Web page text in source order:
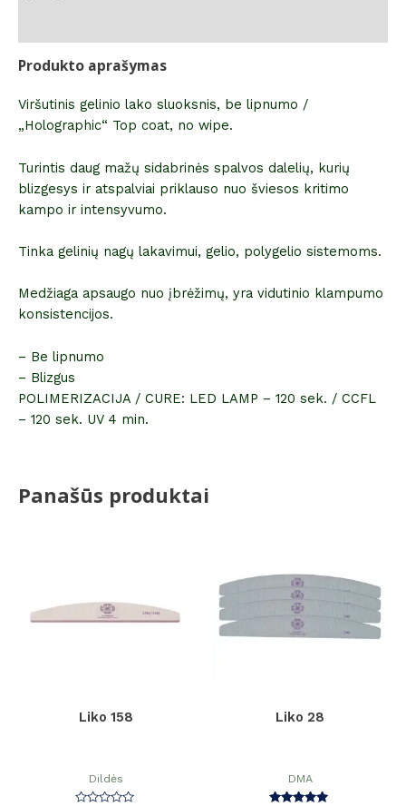
Produkto aprašymas
Viršutinis gelinio lako sluoksnis, be lipnumo /
„Holographic“ Top coat, no wipe.
Turintis daug mažų sidabrinės spalvos dalelių, kurių
blizgesys ir atspalviai priklauso nuo šviesos kritimo
kampo ir intensyvumo.
Tinka gelinių nagų lakavimui, gelio, polygelio sistemoms.
Medžiaga apsaugo nuo įbrėžimų, yra vidutinio klampumo
konsistencijos.
– Be lipnumo
– Blizgus
POLIMERIZACIJA / CURE: LED LAMP – 120 sek. / CCFL
– 120 sek. UV 4 min.
Panašūs produktai
Liko 158
Dildės
Liko 28
DMA